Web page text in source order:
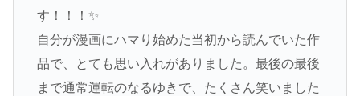
す！！！✨
自分が漫画にハマり始めた当初から読んでいた作
品で、とても思い入れがありました。最後の最後
まで通常運転のなるゆきで、たくさん笑いました